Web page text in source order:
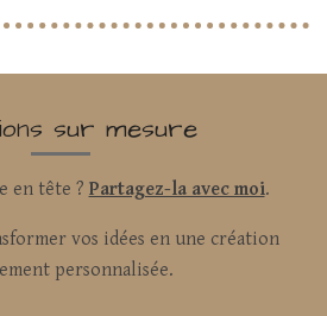
sur mesure
en tête ? Partagez-la avec moi.
vos idées en une création
personnalisée.